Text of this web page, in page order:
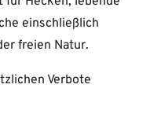
einschließlich
freien Natur.
Verbote